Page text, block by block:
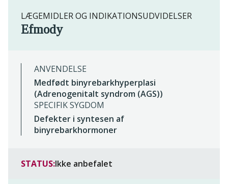
LÆGEMIDLER OG INDIKATIONSUDVIDELSER
Efmody
ANVENDELSE
Medfødt binyrebarkhyperplasi
(Adrenogenitalt syndrom (AGS))
SPECIFIK SYGDOM
Defekter i syntesen af
binyrebarkhormoner
STATUS:Ikke anbefalet